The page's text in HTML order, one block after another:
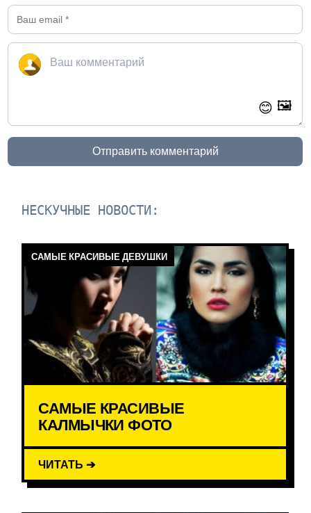
😊 🖼️
Отправить комментарий
НЕСКУЧНЫЕ НОВОСТИ:
САМЫЕ КРАСИВЫЕ ДЕВУШКИ
САМЫЕ КРАСИВЫЕ
КАЛМЫЧКИ ФОТО
ЧИТАТЬ ➔